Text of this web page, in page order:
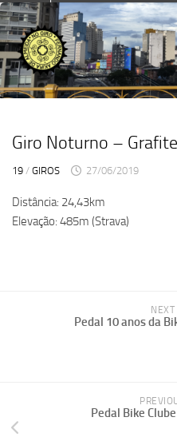
Skip
to
content
Giro Noturno –
19 / GIROS 27/06/2019
Distância: 24,43km
Elevação: 485m (Strava)
NEXT
Pedal 10 anos da
Pedal Bike